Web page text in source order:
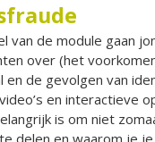
van de module gaan
over (het
de gevolgen van
en interactieve
is om niet